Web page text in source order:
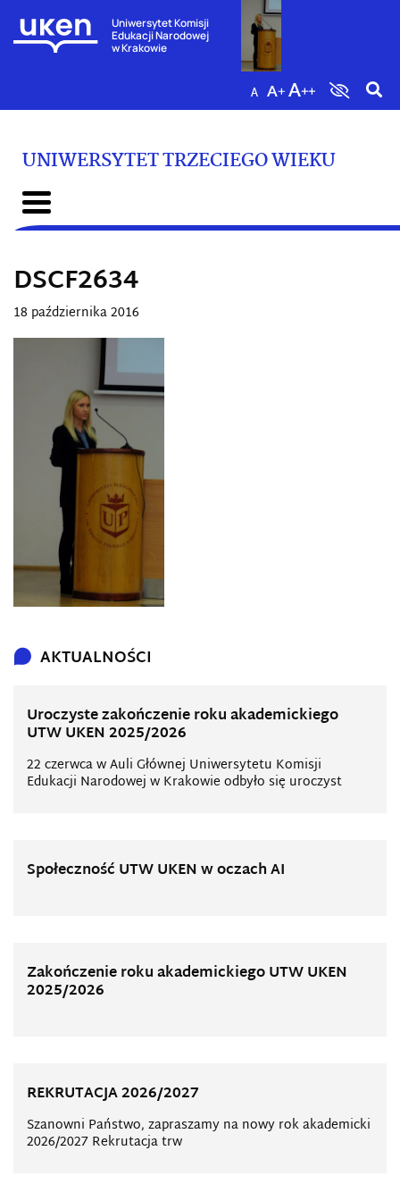
Uniwersytet Komisji
Edukacji Narodowej
w Krakowie
UNIWERSYTET TRZECIEGO WIEKU
DSCF2634
18 października 2016
AKTUALNOŚCI
Uroczyste zakończenie roku akademickiego
UTW UKEN 2025/2026
22 czerwca w Auli Głównej Uniwersytetu Komisji
Edukacji Narodowej w Krakowie odbyło się uroczyst
Społeczność UTW UKEN w oczach AI
Zakończenie roku akademickiego UTW UKEN
2025/2026
REKRUTACJA 2026/2027
Szanowni Państwo, zapraszamy na nowy rok akademicki
2026/2027 Rekrutacja trw